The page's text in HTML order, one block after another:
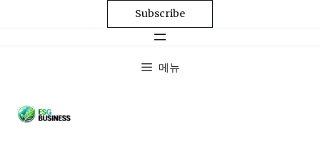
Subscribe
메뉴